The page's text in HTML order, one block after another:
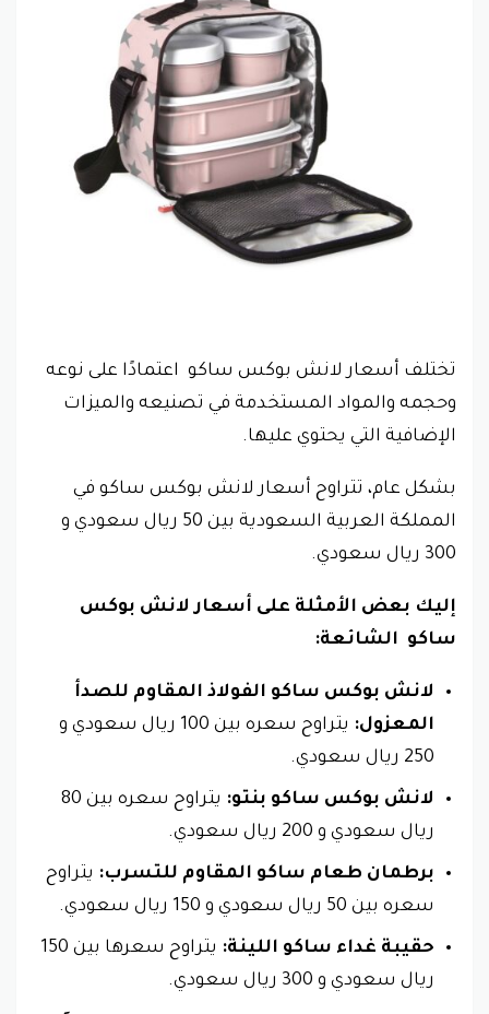
تختلف أسعار لانش بوكس ساكو اعتمادًا على نوعه
وحجمه والمواد المستخدمة في تصنيعه والميزات
الإضافية التي يحتوي عليها.
بشكل عام، تتراوح أسعار لانش بوكس ساكو في
المملكة العربية السعودية بين 50 ريال سعودي و
300 ريال سعودي.
إليك بعض الأمثلة على أسعار لانش بوكس
ساكو الشائعة:
لانش بوكس ساكو الفولاذ المقاوم للصدأ
المعزول:
يتراوح سعره بين 100 ريال سعودي و
250 ريال سعودي.
لانش بوكس ساكو بنتو:
يتراوح سعره بين 80
ريال سعودي و 200 ريال سعودي.
برطمان طعام ساكو المقاوم للتسرب: يتراوح
سعره بين 50 ريال سعودي و 150 ريال سعودي.
حقيبة غداء ساكو اللينة:
يتراوح سعرها بين 150
ريال سعودي و 300 ريال سعودي.